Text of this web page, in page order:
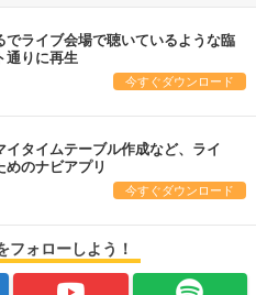
でライブ会場で聴いているような臨
通りに再生
今すぐダウンロード
イタイムテーブル作成など、ライ
めのナビアプリ
今すぐダウンロード
フォローしよう！